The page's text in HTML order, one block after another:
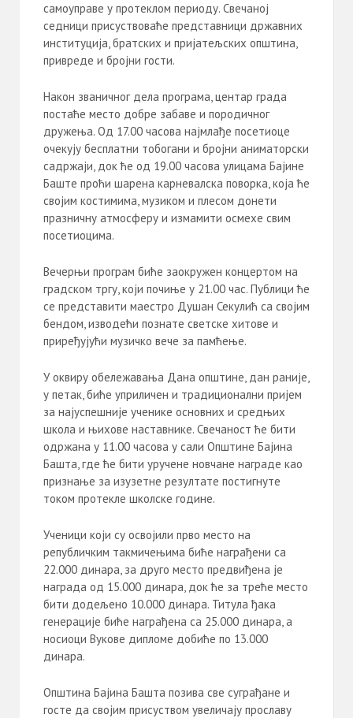
самоуправе у протеклом периоду. Свечаној
седници присуствоваће представници државних
институција, братских и пријатељских општина,
привреде и бројни гости.
Након званичног дела програма, центар града
постаће место добре забаве и породичног
дружења. Од 17.00 часова најмлађе посетиоце
очекују бесплатни тобогани и бројни аниматорски
садржаји, док ће од 19.00 часова улицама Бајине
Баште проћи шарена карневалска поворка, која ће
својим костимима, музиком и плесом донети
празничну атмосферу и измамити осмехе свим
посетиоцима.
Вечерњи програм биће заокружен концертом на
градском тргу, који почиње у 21.00 час. Публици ће
се представити маестро Душан Секулић са својим
бендом, изводећи познате светске хитове и
приређујући музичко вече за памћење.
У оквиру обележавања Дана општине, дан раније,
у петак, биће уприличен и традиционални пријем
за најуспешније ученике основних и средњих
школа и њихове наставнике. Свечаност ће бити
одржана у 11.00 часова у сали Општине Бајина
Башта, где ће бити уручене новчане награде као
признање за изузетне резултате постигнуте
током протекле школске године.
Ученици који су освојили прво место на
републичким такмичењима биће награђени са
22.000 динара, за друго место предвиђена је
награда од 15.000 динара, док ће за треће место
бити додељено 10.000 динара. Титула ђака
генерације биће награђена са 25.000 динара, а
носиоци Вукове дипломе добиће по 13.000
динара.
Општина Бајина Башта позива све суграђане и
госте да својим присуством увеличају прославу